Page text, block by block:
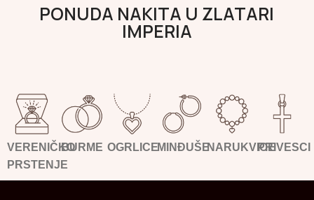
PONUDA NAKITA U ZLATARI
IMPERIA
VERENIČKO
PRSTENJE
BURME OGRLICEMINĐUŠENARUKVICEPRIVESCI